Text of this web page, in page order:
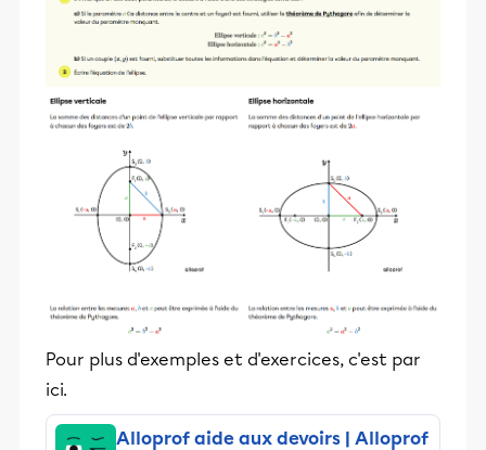
Pour plus d'exemples et d'exercices, c'est par
ici.
Alloprof aide aux devoirs | Alloprof